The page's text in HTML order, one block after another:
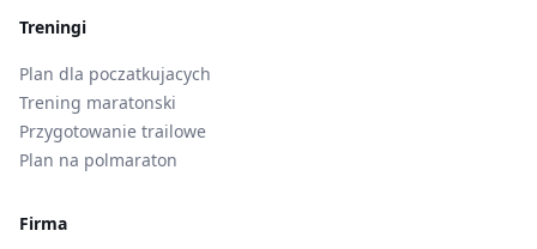
Treningi
Plan dla poczatkujacych
Trening maratonski
Przygotowanie trailowe
Plan na polmaraton
Firma